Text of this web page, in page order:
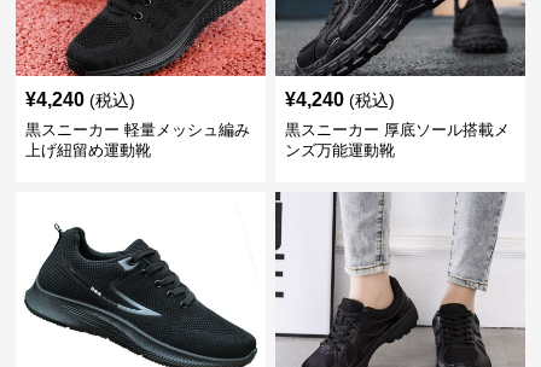
¥4,240 (税込)
黒スニーカー 軽量メッシュ編み
上げ紐留め運動靴
¥4,240 (税込)
黒スニーカー 厚底ソール搭載メ
ンズ万能運動靴